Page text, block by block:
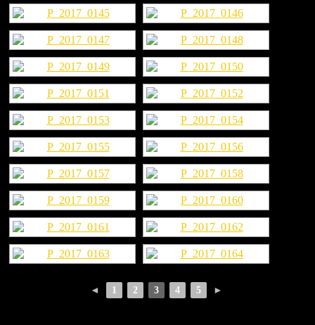
◄ 1 2 3 4 5 ►